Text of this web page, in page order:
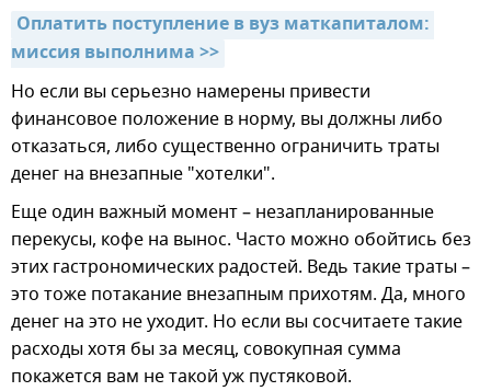
Оплатить поступление в вуз маткапиталом:
миссия выполнима >>
Но если вы серьезно намерены привести
финансовое положение в норму, вы должны либо
отказаться, либо существенно ограничить траты
денег на внезапные "хотелки".
Еще один важный момент – незапланированные
перекусы, кофе на вынос. Часто можно обойтись без
этих гастрономических радостей. Ведь такие траты –
это тоже потакание внезапным прихотям. Да, много
денег на это не уходит. Но если вы сосчитаете такие
расходы хотя бы за месяц, совокупная сумма
покажется вам не такой уж пустяковой.